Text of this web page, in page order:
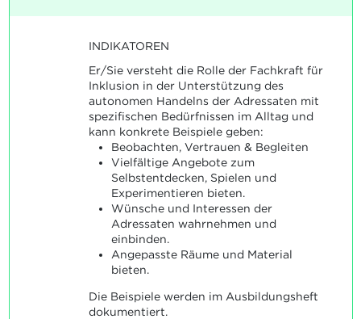
INDIKATOREN
Er/Sie versteht die Rolle der Fachkraft für
Inklusion in der Unterstützung des
autonomen Handelns der Adressaten mit
spezifischen Bedürfnissen im Alltag und
kann konkrete Beispiele geben:
Beobachten, Vertrauen & Begleiten
Vielfältige Angebote zum
Selbstentdecken, Spielen und
Experimentieren bieten.
Wünsche und Interessen der
Adressaten wahrnehmen und
einbinden.
Angepasste Räume und Material
bieten.
Die Beispiele werden im Ausbildungsheft
dokumentiert.